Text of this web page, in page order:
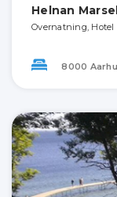
Helnan
Overnatning, Hotel
8000